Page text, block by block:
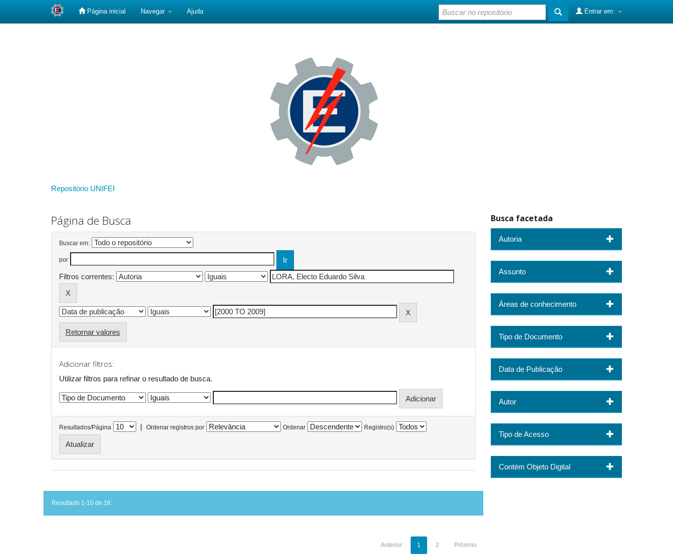
Página inicial Navegar Ajuda Entrar em:
Repositório UNIFEI
Página de Busca
Buscar em:
por
Filtros correntes:
Retornar valores
Adicionar filtros:
Utilizar filtros para refinar o resultado de busca.
Resultados/Página | Ordenar registros por Ordenar Registro(s)
Resultado 1-10 de 16.
Anterior 1 2 Próximo
Busca facetada
Autoria
Assunto
Áreas de conhecimento
Tipo de Documento
Data de Publicação
Autor
Tipo de Acesso
Contém Objeto Digital